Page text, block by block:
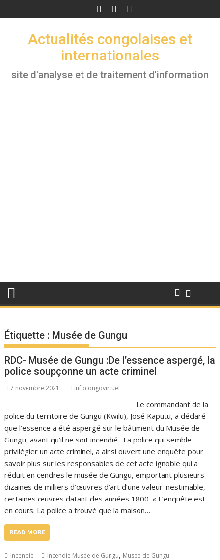
to
Actualités congolaises et
internationales
site d'analyse et de traitement d'information
Étiquette : Musée de Gungu
RDC- Musée de Gungu :De l’essence aspergé, la
police soupçonne un acte criminel
7 novembre 2021 infocongovirtuel
Le commandant de la
police du territoire de Gungu (Kwilu), José Kaputu, a déclaré
que l’essence a été aspergé sur le bâtiment du Musée de
Gungu, avant qu’il ne soit incendié. La police qui semble
privilégier un acte criminel, a ainsi ouvert une enquête pour
savoir plus sur les responsables de cet acte ignoble qui a
réduit en cendres le musée de Gungu, emportant plusieurs
dizaines de milliers d’œuvres d’art d’une valeur inestimable,
certaines œuvres datant des années 1800. « L’enquête est
en cours. La police a trouvé que la maison…
READ MORE
Incendie Incendie Musée de Gungu, Musée de Gungu